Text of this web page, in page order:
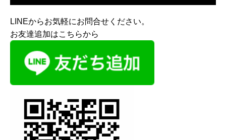
LINEからお気軽にお問合せください。
お友達追加はこちらから